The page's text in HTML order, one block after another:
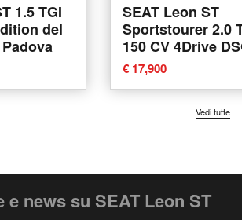
1.5 TGI
del
SEAT Leon ST
Sportstourer 2.0
150 CV 4Drive
Business del
usata a Varese
€ 17,900
Vedi tutte
e news su SEAT Leon ST